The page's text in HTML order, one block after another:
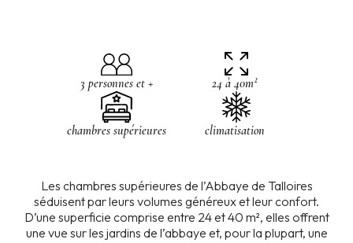
3 personnes et + 24 à 40m²
chambres supérieures climatisation
Les chambres supérieures de l’Abbaye de Talloires
séduisent par leurs volumes généreux et leur confort.
D’une superficie comprise entre 24 et 40 m², elles offrent
une vue sur les jardins de l’abbaye et, pour la plupart, une